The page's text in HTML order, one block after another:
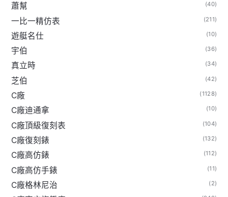
蕭幫 (40)
一比一精仿表 (211)
遊艇名仕 (10)
宇伯 (36)
真立時 (34)
芝伯 (42)
C廠 (1128)
C廠迪通拿 (10)
C廠頂級復刻表 (104)
C廠復刻錶 (132)
C廠高仿錶 (112)
C廠高仿手錶 (11)
C廠格林尼治 (2)